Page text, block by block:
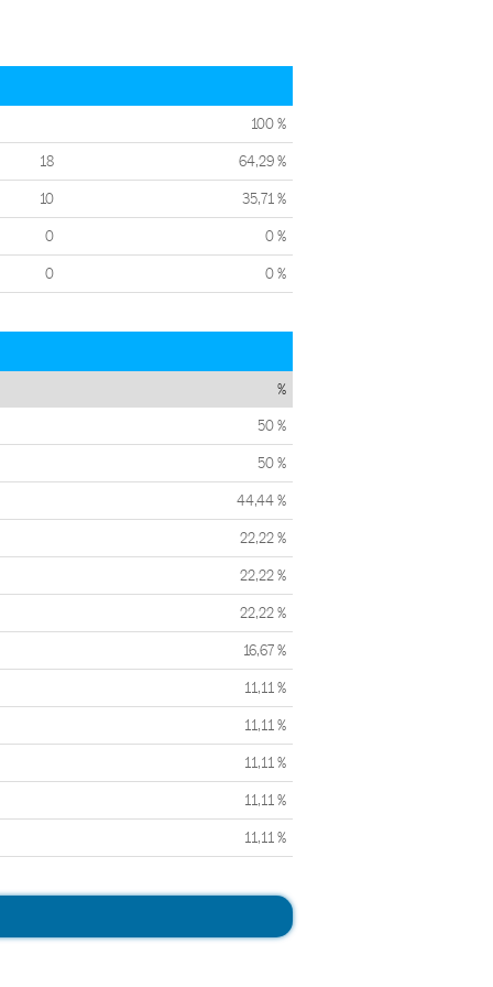
100 %
18 64,29 %
10 35,71 %
0 0 %
0 0 %
%
50 %
50 %
44,44 %
22,22 %
22,22 %
22,22 %
16,67 %
11,11 %
11,11 %
11,11 %
11,11 %
11,11 %